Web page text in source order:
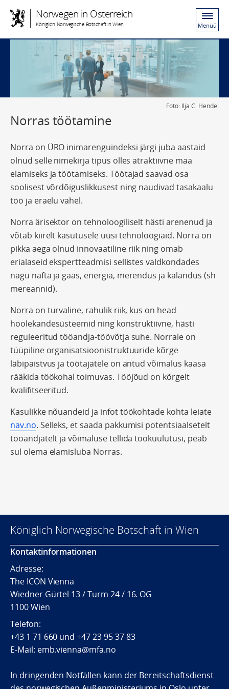
Norwegen in Österreich
Königlich Norwegische Botschaft in Wien Menüü
Foto: Ilja C. Hendel
Norras töötamine
Norra on ÜRO inimarenguindeksi järgi juba aastaid
olnud selle nimekirja tipus olles atraktiivne maa
elamiseks ja töötamiseks. Töötajad saavad osa
soolisest võrdõiguslikkusest ning naudivad tasakaalu
töö ja eraelu vahel.
Norra ärisektor on tehnoloogiliselt hästi arenenud ja
võtab kiirelt kasutusele uusi tehnoloogiaid. Norra on
pikka aega olnud innovaatiline riik ning omab
erialaseid ekspertteadmisi sellistes valdkondades
nagu nafta ja gaas, energia, merendus ja kalandus (sh
mereannid).
Norra on turvaline, rahulik riik, kus on head
hoolekandesüsteemid ning konstruktiivne, hästi
reguleeritud tööandja-töövõtja suhe. Norrale on
tüüpiline organisatsioonistruktuuride kõrge
läbipaistvus ja töötajatele on antud võimalus kaasa
rääkida töökohal toimuvas. Tööjõud on kõrgelt
kvalifitseeritud.
Kasulikke nõuandeid ja infot töökohtade kohta leiate
nav.no. Selleks, et saada pakkumisi potentsiaalsetelt
tööandjatelt ja võimaluse tellida töökuulutusi, peab
sul olema elamisluba Norras.
Königlich Norwegische Botschaft in Wien
Kontaktinformationen
Adresse:
The ICON Vienna
Wiedner Gürtel 13 / Turm 24 / 16. OG
1100 Wien
Telefon:
+43 1 71 660 und+47 23 95 37 83
E-Mail: emb.vienna@mfa.no
In dringenden Notfällen kann der Bereitschaftsdienst